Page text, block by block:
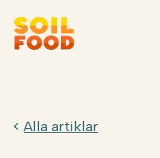
Tjänster för
Alla artiklar